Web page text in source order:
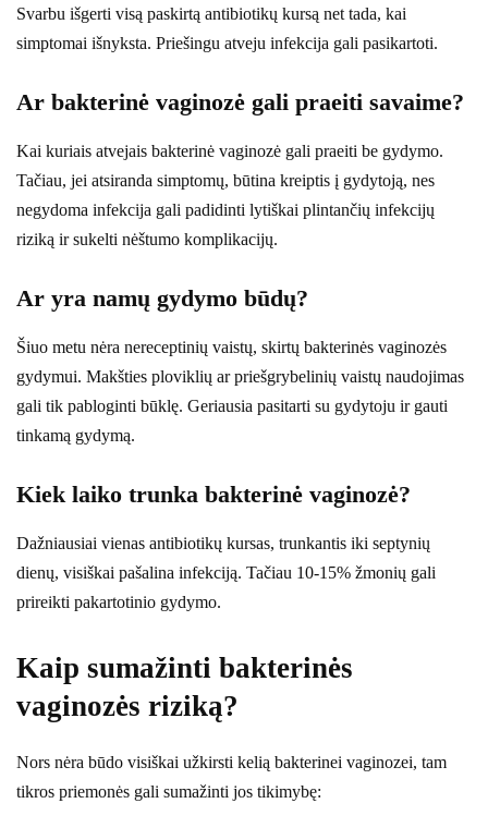
Svarbu išgerti visą paskirtą antibiotikų kursą net tada, kai
simptomai išnyksta. Priešingu atveju infekcija gali pasikartoti.
Ar bakterinė vaginozė gali praeiti savaime?
Kai kuriais atvejais bakterinė vaginozė gali praeiti be gydymo.
Tačiau, jei atsiranda simptomų, būtina kreiptis į gydytoją, nes
negydoma infekcija gali padidinti lytiškai plintančių infekcijų
riziką ir sukelti nėštumo komplikacijų.
Ar yra namų gydymo būdų?
Šiuo metu nėra nereceptinių vaistų, skirtų bakterinės vaginozės
gydymui. Makšties ploviklių ar priešgrybelinių vaistų naudojimas
gali tik pabloginti būklę. Geriausia pasitarti su gydytoju ir gauti
tinkamą gydymą.
Kiek laiko trunka bakterinė vaginozė?
Dažniausiai vienas antibiotikų kursas, trunkantis iki septynių
dienų, visiškai pašalina infekciją. Tačiau 10-15% žmonių gali
prireikti pakartotinio gydymo.
Kaip sumažinti bakterinės
vaginozės riziką?
Nors nėra būdo visiškai užkirsti kelią bakterinei vaginozei, tam
tikros priemonės gali sumažinti jos tikimybę: